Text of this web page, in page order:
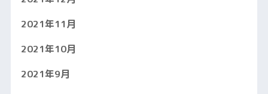
2021年11月
2021年10月
2021年9月